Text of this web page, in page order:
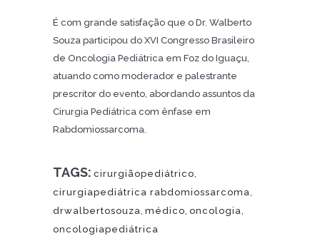
É com grande satisfação que o Dr. Walberto
Souza participou do XVI Congresso Brasileiro
de Oncologia Pediátrica em Foz do Iguaçu,
atuando como moderador e palestrante
prescritor do evento, abordando assuntos da
Cirurgia Pediátrica com ênfase em
Rabdomiossarcoma.
TAGS: cirurgiãopediátrico,
cirurgiapediátrica rabdomiossarcoma,
drwalbertosouza, médico, oncologia,
oncologiapediátrica